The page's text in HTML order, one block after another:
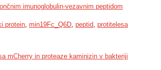
imunoglobulin-vezavnim peptidom
protein, min19Fc_Q6D, peptid, protitelesa
mCherry in proteaze kaminizin v bakteriji